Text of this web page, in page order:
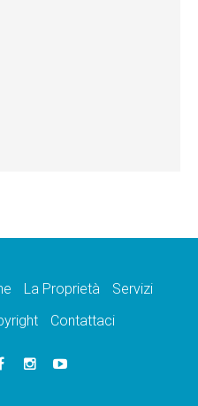
La Proprietà
Servizi
Contattaci